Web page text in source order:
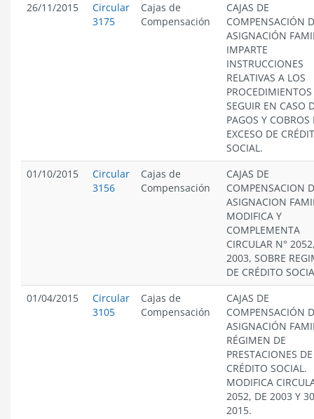
26/11/2015
Circular
3175
Cajas de
Compensación
CAJAS DE
COMPENSACIÓN
ASIGNACIÓN
IMPARTE
INSTRUCCIONES
RELATIVAS A LOS
SEGUIR EN CASO
PAGOS Y COBROS
EXCESO DE
SOCIAL.
01/10/2015
Circular
3156
Cajas de
Compensación
CAJAS DE
COMPENSACION
ASIGNACION
MODIFICA Y
COMPLEMENTA
CIRCULAR N°
2003, SOBRE
DE CRÉDITO
01/04/2015
Circular
3105
Cajas de
Compensación
CAJAS DE
COMPENSACIÓN
ASIGNACIÓN
RÉGIMEN DE
PRESTACIONES DE
CRÉDITO SOCIAL.
MODIFICA
2052, DE 2003 Y
2015.